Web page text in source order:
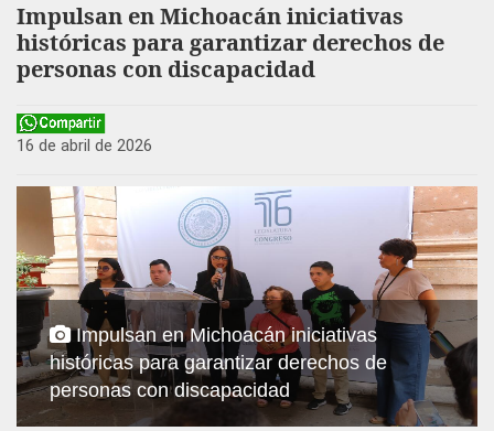
Impulsan en Michoacán iniciativas
históricas para garantizar derechos de
personas con discapacidad
16 de abril de 2026
Impulsan en Michoacán iniciativas
históricas para garantizar derechos de
personas con discapacidad